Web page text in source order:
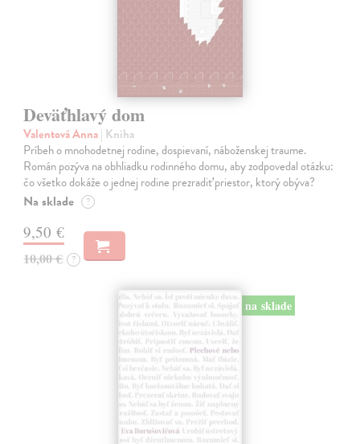
Deväťhlavý dom
Valentová Anna| Kniha
Príbeh o mnohodetnej rodine, dospievaní, náboženskej traume.
Román pozýva na obhliadku rodinného domu, aby zodpovedal otázku:
čo všetko dokáže o jednej rodine prezradiť priestor, ktorý obýva?
Na sklade ?
9,50 €
10,00 € ?
na sklade